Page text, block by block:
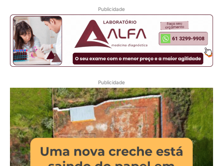
Publicidade
Publicidade